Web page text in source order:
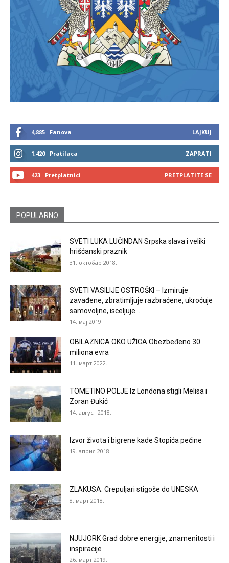
4,885 Fanova LAJKUJ
1,420 Pratilaca ZAPRATI
423 Pretplatnici PRETPLATITE SE
POPULARNO
SVETI LUKA LUČINDAN Srpska slava i veliki
hrišćanski praznik
31. октобар 2018.
SVETI VASILIJE OSTROŠKI – Izmiruje
zavađene, zbratimljuje razbraćene, ukroćuje
samovoljne, isceljuje...
14. мај 2019.
OBILAZNICA OKO UŽICA Obezbeđeno 30
miliona evra
11. март 2022.
TOMETINO POLJE Iz Londona stigli Melisa i
Zoran Đukić
14. август 2018.
Izvor života i bigrene kade Stopića pećine
19. април 2018.
ZLAKUSA: Crepuljari stigoše do UNESKA
8. март 2018.
NJUJORK Grad dobre energije, znamenitosti i
inspiracije
26. март 2019.